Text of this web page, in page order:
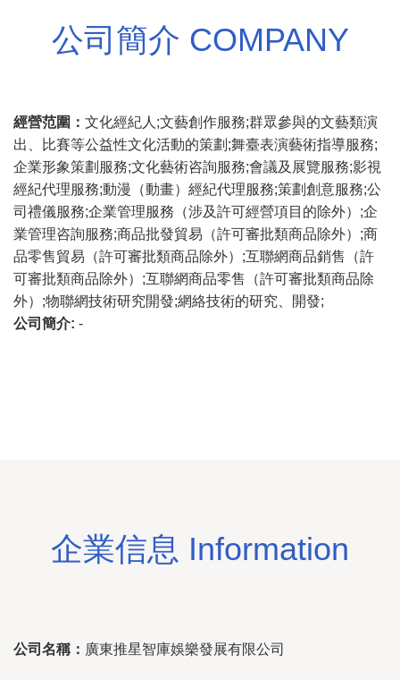
公司簡介 COMPANY
經營范圍： 文化經紀人;文藝創作服務;群眾參與的文藝類演
出、比賽等公益性文化活動的策劃;舞臺表演藝術指導服務;
企業形象策劃服務;文化藝術咨詢服務;會議及展覽服務;影視
經紀代理服務;動漫（動畫）經紀代理服務;策劃創意服務;公
司禮儀服務;企業管理服務（涉及許可經營項目的除外）;企
業管理咨詢服務;商品批發貿易（許可審批類商品除外）;商
品零售貿易（許可審批類商品除外）;互聯網商品銷售（許
可審批類商品除外）;互聯網商品零售（許可審批類商品除
外）;物聯網技術研究開發;網絡技術的研究、開發;
公司簡介: -
企業信息 Information
公司名稱： 廣東推星智庫娛樂發展有限公司